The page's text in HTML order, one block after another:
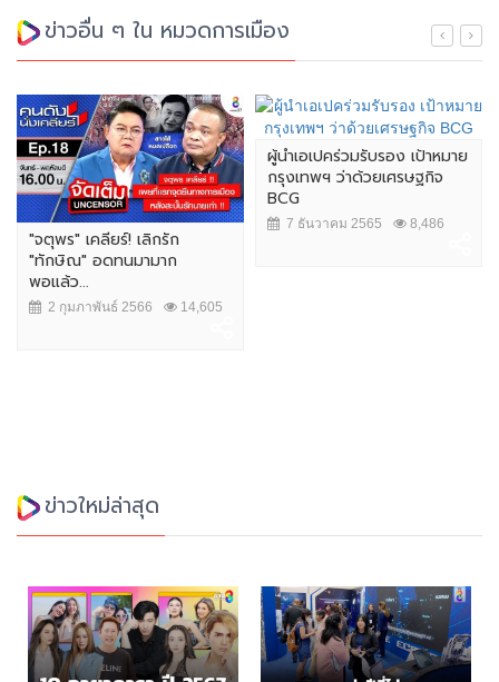
ข่าวอื่น ๆ ใน หมวดการเมือง
"จตุพร" เคลียร์! เลิกรัก
"ทักษิณ" อดทนมามาก
พอแล้ว...
2 กุมภาพันธ์ 2566 14,605
ผู้นำเอเปคร่วมรับรอง เป้าหมาย
กรุงเทพฯ ว่าด้วยเศรษฐกิจ
BCG
7 ธันวาคม 2565 8,486
ข่าวใหม่ล่าสุด